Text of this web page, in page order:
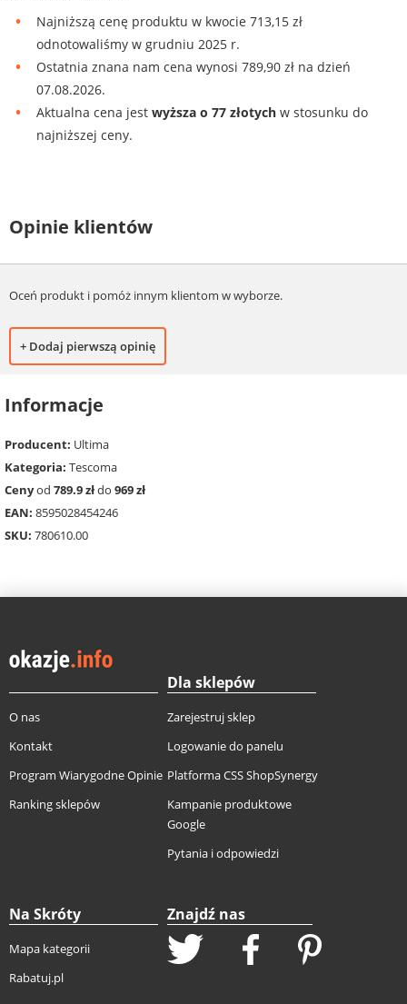
Najniższą cenę produktu w kwocie 713,15 zł
odnotowaliśmy w grudniu 2025 r.
Ostatnia znana nam cena wynosi 789,90 zł na dzień
07.08.2026.
Aktualna cena jest wyższa o 77 złotych w stosunku do
najniższej ceny.
Opinie klientów
Oceń produkt i pomóż innym klientom w wyborze.
+ Dodaj pierwszą opinię
Informacje
Producent: Ultima
Kategoria: Tescoma
Cenyod 789.9 złdo 969 zł
EAN: 8595028454246
SKU: 780610.00
O nas
Kontakt
Program Wiarygodne Opinie
Ranking sklepów
Dla sklepów
Zarejestruj sklep
Logowanie do panelu
Platforma CSS ShopSynergy
Kampanie produktowe
Google
Pytania i odpowiedzi
Na Skróty
Mapa kategorii
Rabatuj.pl
Znajdź nas